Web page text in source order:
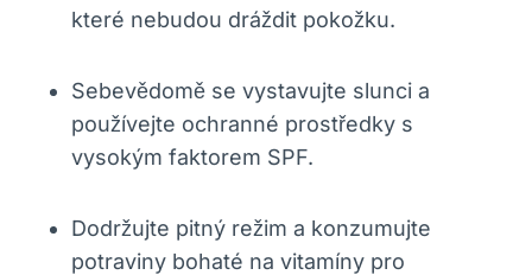
které nebudou dráždit pokožku.
Sebevědomě se vystavujte slunci ⁢a
používejte ‌ochranné prostředky s
vysokým faktorem SPF.
Dodržujte⁤ pitný režim a konzumujte ​
potraviny bohaté na ⁣vitamíny pro